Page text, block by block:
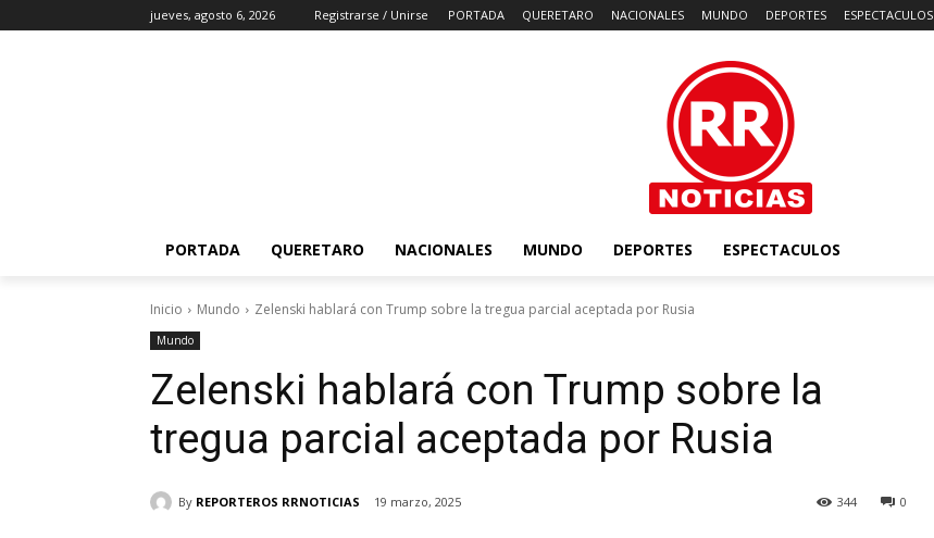
jueves, agosto 6, 2026 Registrarse / Unirse PORTADA QUERETARO NACIONALES MUNDO DEPORTES ESPECTACULOS
PORTADA QUERETARO NACIONALES MUNDO DEPORTES ESPECTACULOS
Inicio Mundo Zelenski hablará con Trump sobre la tregua parcial aceptada por Rusia
Mundo
Zelenski hablará con Trump sobre la
tregua parcial aceptada por Rusia
By REPORTEROS RRNOTICIAS 19 marzo, 2025 0
344